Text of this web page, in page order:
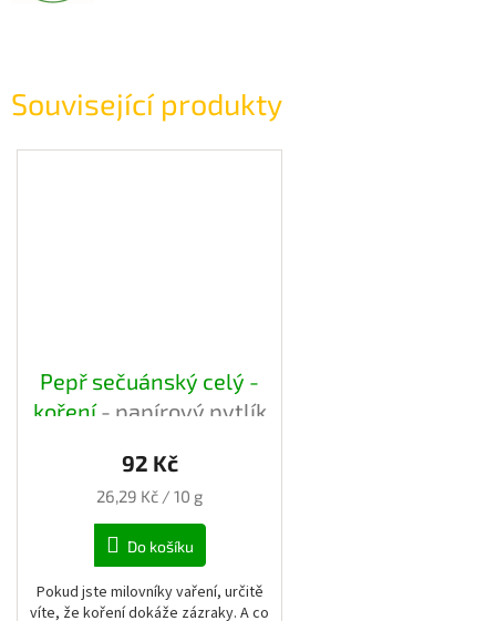
Související produkty
Pepř sečuánský celý -
koření- papírový pytlík
92 Kč
Měrná
26,29 Kč / 10 g
Do košíku
Pokud jste milovníky vaření, určitě
víte, že koření dokáže zázraky. A co